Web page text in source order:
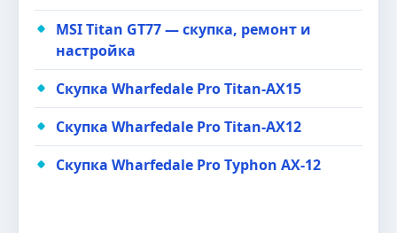
MSI Titan GT77 — скупка, ремонт и
настройка
Скупка Wharfedale Pro Titan-AX15
Скупка Wharfedale Pro Titan-AX12
Скупка Wharfedale Pro Typhon AX-12